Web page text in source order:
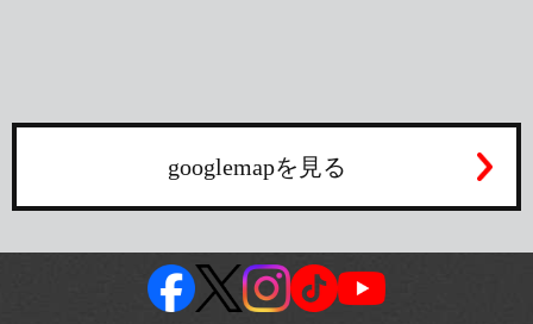
googlemapを見る